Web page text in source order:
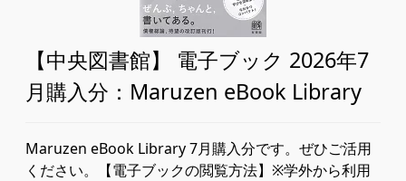
【中央図書館】 電子ブック 2026年7
月購入分：Maruzen eBook Library
Maruzen eBook Library 7月購入分です。ぜひご活用
ください。【電子ブックの閲覧方法】※学外から利用